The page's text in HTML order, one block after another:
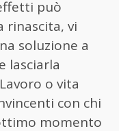
può
rinascita, vi
soluzione a
lasciarla
o vita
con chi
momento